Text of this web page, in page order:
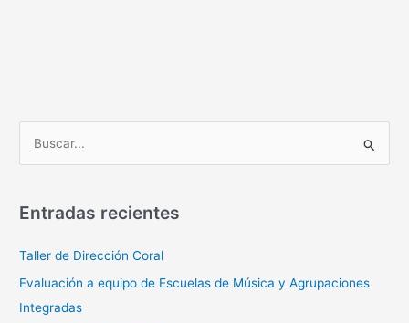
c
Entradas recientes
Taller de Dirección Coral
Evaluación a equipo de Escuelas de Música y Agrupaciones
Integradas